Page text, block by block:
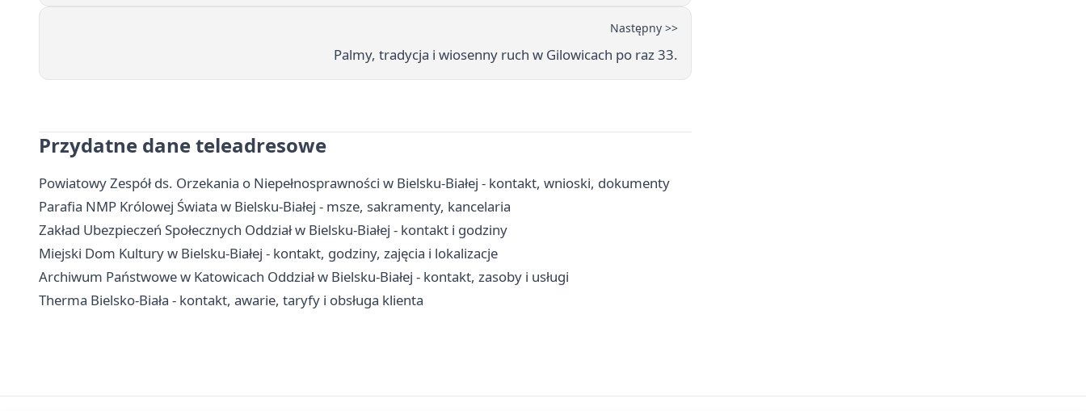
Następny >>
Palmy, tradycja i wiosenny ruch w Gilowicach po raz 33.
Przydatne dane teleadresowe
Powiatowy Zespół ds. Orzekania o Niepełnosprawności w Bielsku-Białej - kontakt, wnioski, dokumenty
Parafia NMP Królowej Świata w Bielsku-Białej - msze, sakramenty, kancelaria
Zakład Ubezpieczeń Społecznych Oddział w Bielsku-Białej - kontakt i godziny
Miejski Dom Kultury w Bielsku-Białej - kontakt, godziny, zajęcia i lokalizacje
Archiwum Państwowe w Katowicach Oddział w Bielsku-Białej - kontakt, zasoby i usługi
Therma Bielsko-Biała - kontakt, awarie, taryfy i obsługa klienta